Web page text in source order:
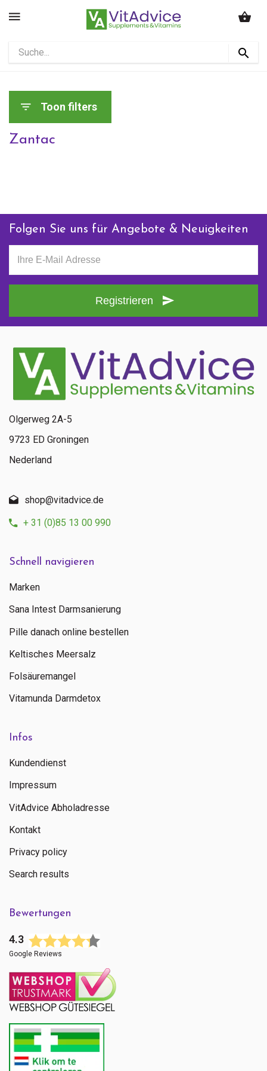
Toon filters
Zantac
Folgen Sie uns für Angebote & Neuigkeiten
Registrieren
Schnell navigieren
Marken
Sana Intest Darmsanierung
Pille danach online bestellen
Keltisches Meersalz
Folsäuremangel
Vitamunda Darmdetox
Infos
Kundendienst
Impressum
VitAdvice Abholadresse
Kontakt
Privacy policy
Search results
Bewertungen
4.3
Google Reviews
Olgerweg 2A-5
9723 ED Groningen
Nederland
shop@vitadvice.de
+ 31 (0)85 13 00 990